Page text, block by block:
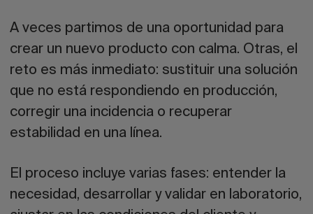
A veces partimos de una oportunidad para
crear un nuevo producto con calma. Otras, el
reto es más inmediato: sustituir una solución
que no está respondiendo en producción,
corregir una incidencia o recuperar
estabilidad en una línea.
El proceso incluye varias fases: entender la
necesidad, desarrollar y validar en laboratorio,